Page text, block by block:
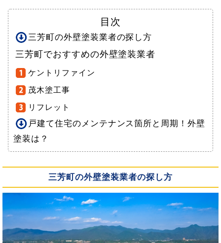
目次
三芳町の外壁塗装業者の探し方
三芳町でおすすめの外壁塗装業者
ケントリファイン
茂木塗工事
リフレット
戸建て住宅のメンテナンス箇所と周期！外壁
塗装は？
三芳町の外壁塗装業者の探し方